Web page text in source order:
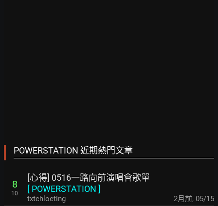
POWERSTATION 近期熱門文章
8
10
[心得] 0516一路向前演唱會歌單
[ POWERSTATION ]
txtchloeting 2月前, 05/15